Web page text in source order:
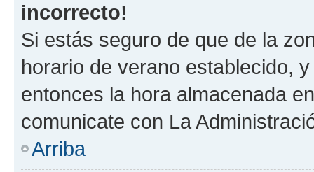
incorrecto!
Si estás seguro de que de la
horario de verano establecido,
entonces la hora almacenada
comunicate con La
Arriba